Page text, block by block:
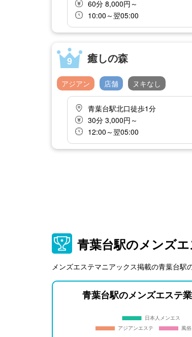
60分 8,000円～
10:00～翌05:00
9 癒しの森
アジアン 店舗 ヌキなし
青葉台駅北口徒歩1分
30分 3,000円～
12:00～翌05:00
青葉台駅のメンズ
メンズエステマニアックス掲載の青葉台
青葉台駅のメンズエステ